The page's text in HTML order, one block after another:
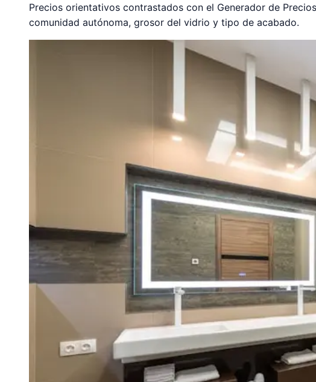
Precios orientativos contrastados con el Generador de
comunidad autónoma, grosor del vidrio y tipo de acabado.